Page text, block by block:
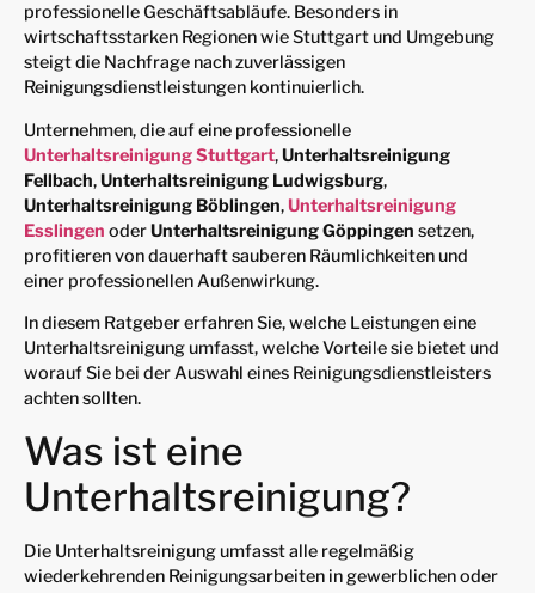
professionelle Geschäftsabläufe. Besonders in
wirtschaftsstarken Regionen wie Stuttgart und Umgebung
steigt die Nachfrage nach zuverlässigen
Reinigungsdienstleistungen kontinuierlich.
Unternehmen, die auf eine professionelle
Unterhaltsreinigung Stuttgart,Unterhaltsreinigung
Fellbach,Unterhaltsreinigung Ludwigsburg,
Unterhaltsreinigung Böblingen,Unterhaltsreinigung
Esslingen oderUnterhaltsreinigung Göppingen setzen,
profitieren von dauerhaft sauberen Räumlichkeiten und
einer professionellen Außenwirkung.
In diesem Ratgeber erfahren Sie, welche Leistungen eine
Unterhaltsreinigung umfasst, welche Vorteile sie bietet und
worauf Sie bei der Auswahl eines Reinigungsdienstleisters
achten sollten.
Was ist eine
Unterhaltsreinigung?
Die Unterhaltsreinigung umfasst alle regelmäßig
wiederkehrenden Reinigungsarbeiten in gewerblichen oder